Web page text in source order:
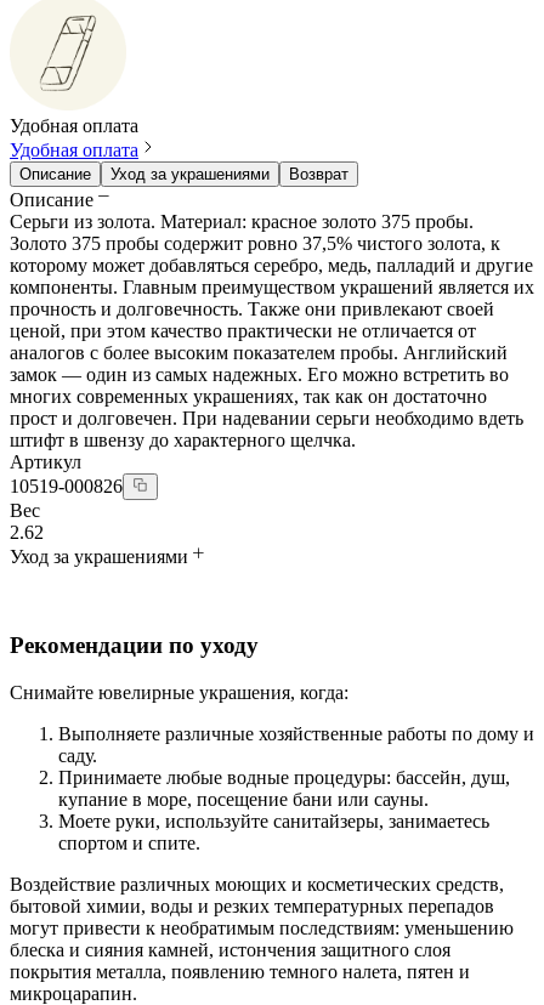
Удобная оплата
Удобная оплата
Описание Уход за украшениями Возврат
Описание
Серьги из золота. Материал: красное золото 375 пробы.
Золото 375 пробы содержит ровно 37,5% чистого золота, к
которому может добавляться серебро, медь, палладий и другие
компоненты. Главным преимуществом украшений является их
прочность и долговечность. Также они привлекают своей
ценой, при этом качество практически не отличается от
аналогов с более высоким показателем пробы. Английский
замок — один из самых надежных. Его можно встретить во
многих современных украшениях, так как он достаточно
прост и долговечен. При надевании серьги необходимо вдеть
штифт в швензу до характерного щелчка.
Артикул
10519-000826
Вес
2.62
Уход за украшениями
Рекомендации по уходу
Снимайте ювелирные украшения, когда:
Выполняете различные хозяйственные работы по дому и
саду.
Принимаете любые водные процедуры: бассейн, душ,
купание в море, посещение бани или сауны.
Моете руки, используйте санитайзеры, занимаетесь
спортом и спите.
Воздействие различных моющих и косметических средств,
бытовой химии, воды и резких температурных перепадов
могут привести к необратимым последствиям: уменьшению
блеска и сияния камней, истончения защитного слоя
покрытия металла, появлению темного налета, пятен и
микроцарапин.